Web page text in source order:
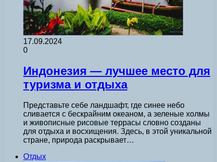
17.09.2024
0
Индонезия — лучшее место для
туризма и отдыха
Представьте себе ландшафт, где синее небо
сливается с бескрайним океаном, а зеленые холмы
и живописные рисовые террасы словно созданы
для отдыха и восхищения. Здесь, в этой уникальной
стране, природа раскрывает…
Отдых